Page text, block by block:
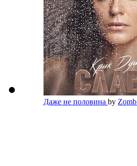
Даже не половина by Zomb